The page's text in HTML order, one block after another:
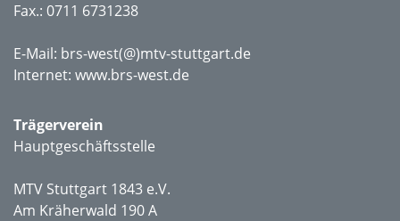
Fax.: 0711 6731238
E-Mail: brs-west(@)mtv-stuttgart.de
Internet: www.brs-west.de
Trägerverein
Hauptgeschäftsstelle
MTV Stuttgart 1843 e.V.
Am Kräherwald 190 A